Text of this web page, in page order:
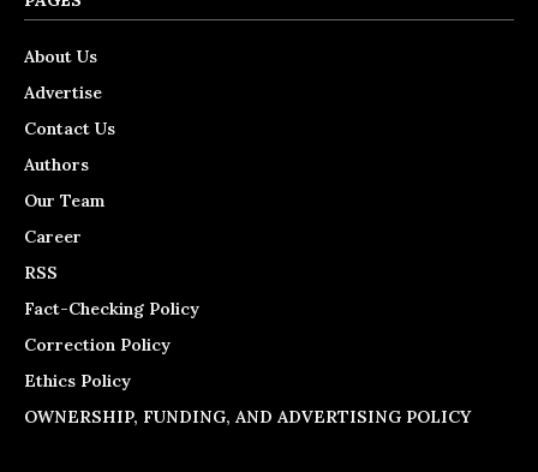
About Us
Advertise
Contact Us
Authors
Our Team
Career
RSS
Fact-Checking Policy
Correction Policy
Ethics Policy
OWNERSHIP, FUNDING, AND ADVERTISING POLICY